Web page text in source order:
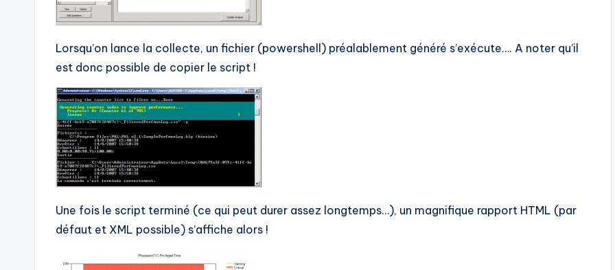
Lorsqu’on lance la collecte, un fichier (powershell) préalablement généré s’exécute…. A noter qu’il
est donc possible de copier le script !
Une fois le script terminé (ce qui peut durer assez longtemps…), un magnifique rapport HTML (par
défaut et XML possible) s’affiche alors !